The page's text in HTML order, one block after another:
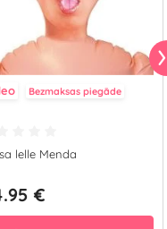
Bezmaksas piegāde
lelle Menda
€